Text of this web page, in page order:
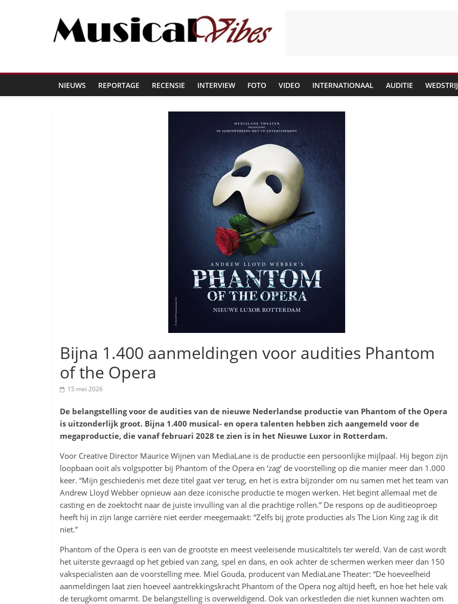
NIEUWS REPORTAGE RECENSIE INTERVIEW FOTO VIDEO INTERNATIONAAL AUDITIE
Bijna 1.400 aanmeldingen voor audities Phantom
of the Opera
15 mei 2026
De belangstelling voor de audities van de nieuwe Nederlandse productie van Phantom of the Opera
is uitzonderlijk groot. Bijna 1.400 musical- en opera talenten hebben zich aangemeld voor de
megaproductie, die vanaf februari 2028 te zien is in het Nieuwe Luxor in Rotterdam.
Voor Creative Director Maurice Wijnen van MediaLane is de productie een persoonlijke mijlpaal. Hij begon zijn
loopbaan ooit als volgspotter bij Phantom of the Opera en ‘zag’ de voorstelling op die manier meer dan 1.000
keer. “Mijn geschiedenis met deze titel gaat ver terug, en het is extra bijzonder om nu samen met het team van
Andrew Lloyd Webber opnieuw aan deze iconische productie te mogen werken. Het begint allemaal met de
casting en de zoektocht naar de juiste invulling van al die prachtige rollen.” De respons op de auditieoproep
heeft hij in zijn lange carrière niet eerder meegemaakt: “Zelfs bij grote producties als The Lion King zag ik dit
niet.”
Phantom of the Opera is een van de grootste en meest veeleisende musicaltitels ter wereld. Van de cast wordt
het uiterste gevraagd op het gebied van zang, spel en dans, en ook achter de schermen werken meer dan 150
vakspecialisten aan de voorstelling mee. Miel Gouda, producent van MediaLane Theater: “De hoeveelheid
aanmeldingen laat zien hoeveel aantrekkingskracht Phantom of the Opera nog altijd heeft, en hoe het hele vak
de terugkomt omarmt. De belangstelling is overweldigend. Ook van orkestleden die niet kunnen wachten om